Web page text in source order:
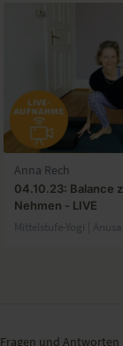
Anna Rech
04.10.23: Balance
Nehmen - LIVE
Mittelstufe-Yogi |
Fragen und Antworten